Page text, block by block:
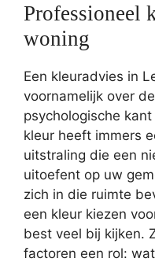
Professioneel
woning
Een kleuradvies in
voornamelijk over
psychologische
kleur heeft immers
uitstraling die een
uitoefent op uw
zich in die ruimte
een kleur kiezen
best veel bij kijken.
factoren een rol: